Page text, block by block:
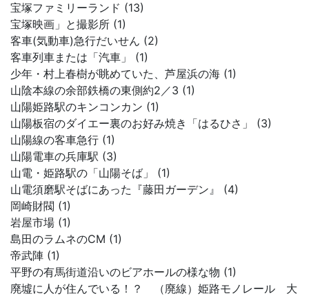
宝塚ファミリーランド (13)
宝塚映画」と撮影所 (1)
客車(気動車)急行だいせん (2)
客車列車または「汽車」 (1)
少年・村上春樹が眺めていた、芦屋浜の海 (1)
山陰本線の余部鉄橋の東側約2／3 (1)
山陽姫路駅のキンコンカン (1)
山陽板宿のダイエー裏のお好み焼き「はるひさ」 (3)
山陽線の客車急行 (1)
山陽電車の兵庫駅 (3)
山電・姫路駅の「山陽そば」 (1)
山電須磨駅そばにあった『藤田ガーデン』 (4)
岡崎財閥 (1)
岩屋市場 (1)
島田のラムネのCM (1)
帝武陣 (1)
平野の有馬街道沿いのビアホールの様な物 (1)
廃墟に人が住んでいる！？ （廃線）姫路モノレール 大